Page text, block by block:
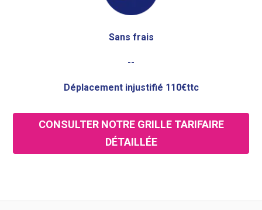
Sans frais
--
Déplacement injustifié 110€ttc
CONSULTER NOTRE GRILLE TARIFAIRE
DÉTAILLÉE